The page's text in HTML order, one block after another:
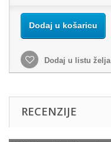
Dodaj u košaricu
Dodaj u listu želja
RECENZIJE